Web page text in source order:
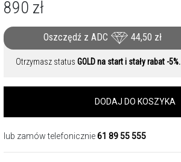
890 zł
Oszczędź z ADC 44,50 zł
Otrzymasz status GOLD na start i stały rabat -5%.
DODAJ DO KOSZYKA
lub zamów telefonicznie61 89 55 555